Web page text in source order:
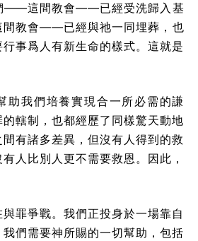
——這間教會——已經受洗歸入基
教會——已經與祂一同埋葬，也
事爲人有新生命的樣式。這就是
助我們培養實現合一所必需的謙
轄制，也都經歷了同樣驚天動地
有諸多差異，但沒有人得到的救
人比別人更不需要救恩。因此，
罪爭戰。我們正投身於一場靠自
們需要神所賜的一切幫助，包括